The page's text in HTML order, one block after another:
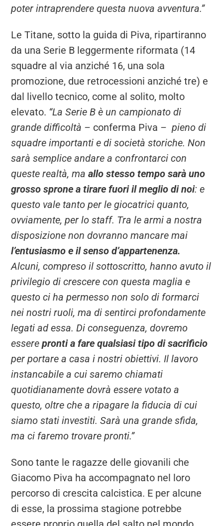
poter intraprendere questa nuova avventura.”
Le Titane, sotto la guida di Piva, ripartiranno
da una Serie B leggermente riformata (14
squadre al via anziché 16, una sola
promozione, due retrocessioni anziché tre) e
dal livello tecnico, come al solito, molto
elevato. “La Serie B è un campionato di
grande difficoltà – conferma Piva – pieno di
squadre importanti e di società storiche. Non
sarà semplice andare a confrontarci con
queste realtà, maallo stesso tempo sarà uno
grosso sprone a tirare fuori il meglio di noi: e
questo vale tanto per le giocatrici quanto,
ovviamente, per lo staff. Tra le armi a nostra
disposizione non dovranno mancare mai
l’entusiasmo e il senso d’appartenenza.
Alcuni, compreso il sottoscritto, hanno avuto il
privilegio di crescere con questa maglia e
questo ci ha permesso non solo di formarci
nei nostri ruoli, ma di sentirci profondamente
legati ad essa. Di conseguenza, dovremo
esserepronti a fare qualsiasi tipo di sacrificio
per portare a casa i nostri obiettivi. Il lavoro
instancabile a cui saremo chiamati
quotidianamente dovrà essere votato a
questo, oltre che a ripagare la fiducia di cui
siamo stati investiti. Sarà una grande sfida,
ma ci faremo trovare pronti.”
Sono tante le ragazze delle giovanili che
Giacomo Piva ha accompagnato nel loro
percorso di crescita calcistica. E per alcune
di esse, la prossima stagione potrebbe